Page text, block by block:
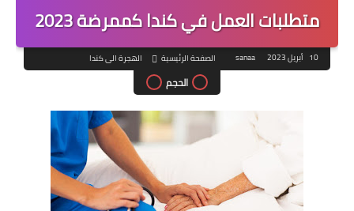
متطلبات العمل في كندا كممرضة 2023
10 أبريل 2023 sanaa الصفحة الرئيسية الهجرة الى كندا
الحجم